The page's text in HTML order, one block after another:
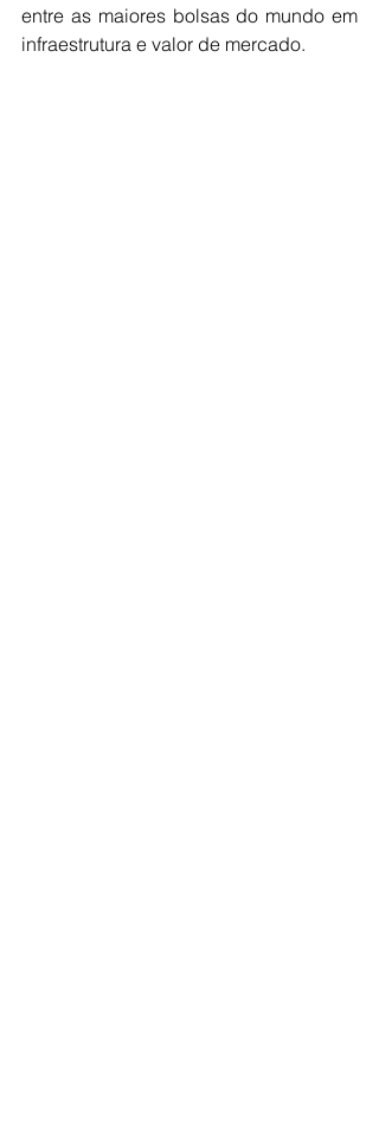
entre as maiores bolsas do mundo em
infraestrutura e valor de mercado.